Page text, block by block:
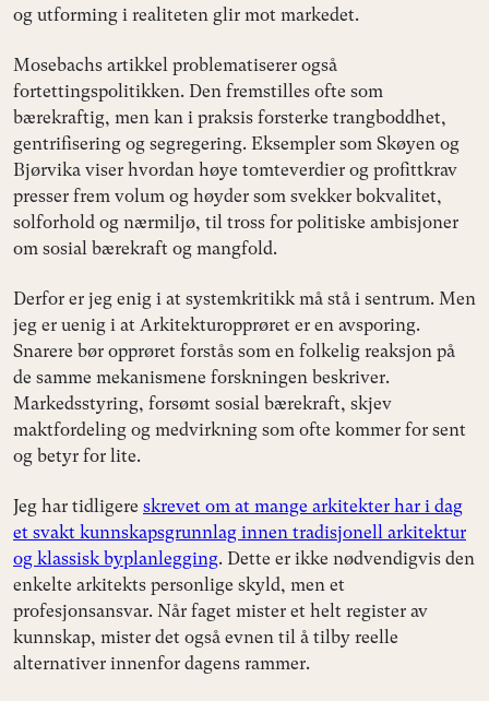
og utforming i realiteten glir mot markedet.
Mosebachs artikkel problematiserer også
fortettingspolitikken. Den fremstilles ofte som
bærekraftig, men kan i praksis forsterke trangboddhet,
gentrifisering og segregering. Eksempler som Skøyen og
Bjørvika viser hvordan høye tomteverdier og profittkrav
presser frem volum og høyder som svekker bokvalitet,
solforhold og nærmiljø, til tross for politiske ambisjoner
om sosial bærekraft og mangfold.
Derfor er jeg enig i at systemkritikk må stå i sentrum. Men
jeg er uenig i at Arkitekturopprøret er en avsporing.
Snarere bør opprøret forstås som en folkelig reaksjon på
de samme mekanismene forskningen beskriver.
Markedsstyring, forsømt sosial bærekraft, skjev
maktfordeling og medvirkning som ofte kommer for sent
og betyr for lite.
Jeg har tidligere skrevet om at mange arkitekter har i dag
et svakt kunnskapsgrunnlag innen tradisjonell arkitektur
og klassisk byplanlegging. Dette er ikke nødvendigvis den
enkelte arkitekts personlige skyld, men et
profesjonsansvar. Når faget mister et helt register av
kunnskap, mister det også evnen til å tilby reelle
alternativer innenfor dagens rammer.